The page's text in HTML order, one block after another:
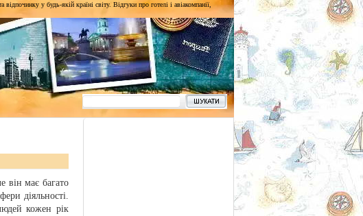
у будь-якій країні світу. Відгуки про готелі і авіакомпанії,
він має багато
діяльності.
кожен рік